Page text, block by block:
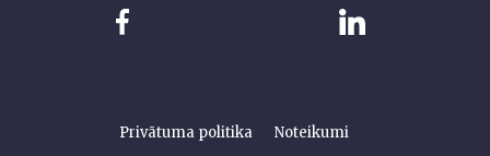
Privātuma politika Noteikumi